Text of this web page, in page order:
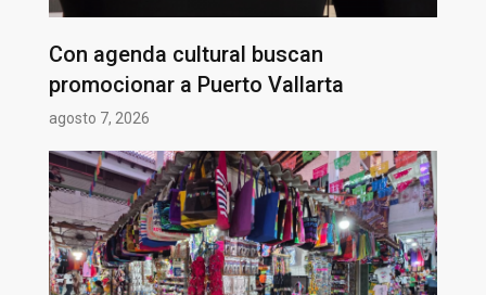
Con agenda cultural buscan
promocionar a Puerto Vallarta
agosto 7, 2026